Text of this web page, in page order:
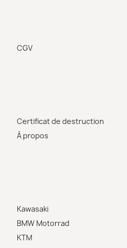
CGV
Certificat de destruction
À propos
Kawasaki
BMW Motorrad
KTM